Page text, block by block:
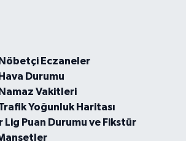
Eczaneler
Durumu
Vakitleri
Yoğunluk Haritası
Lig Puan Durumu ve Fikstür